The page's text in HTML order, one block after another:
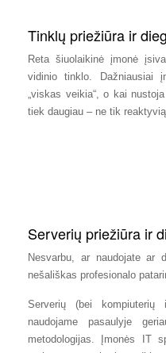
Tinklų priežiūra ir
Reta šiuolaikinė įmonė
vidinio tinklo. Dažniausiai
„viskas veikia“, o kai
tiek daugiau – ne tik
Serverių priežiūra ir
Nesvarbu, ar naudojate ar
nešališkas profesionalo
Serverių (bei kompiuterių
naudojame pasaulyje
metodologijas. Įmonės IT